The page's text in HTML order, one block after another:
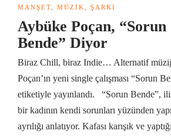
MANŞET MÜZIK ŞARKI
Aybüke Poçan, “Sorun
Bende” Diyor
Biraz Chill, biraz Indie… Alternatif
Poçan’ın yeni single çalışması “Sorun
etiketiyle yayınlandı. “Sorun Bende”,
bir kadının kendi sorunları yüzünden
ayrılığı anlatıyor. Kafası karışık ve